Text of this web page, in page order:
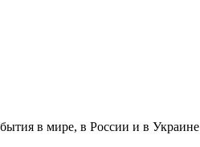
в мире, в России и в Украине